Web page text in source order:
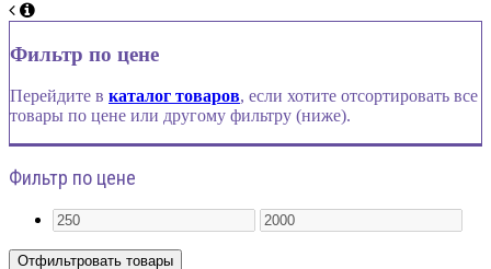
Фильтр по цене
Перейдите в каталог товаров, если хотите отсортировать все
товары по цене или другому фильтру (ниже).
Фильтр по цене